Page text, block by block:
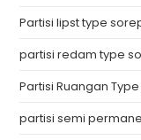
Partisi lipst type
partisi redam type
Partisi Ruangan
partisi semi